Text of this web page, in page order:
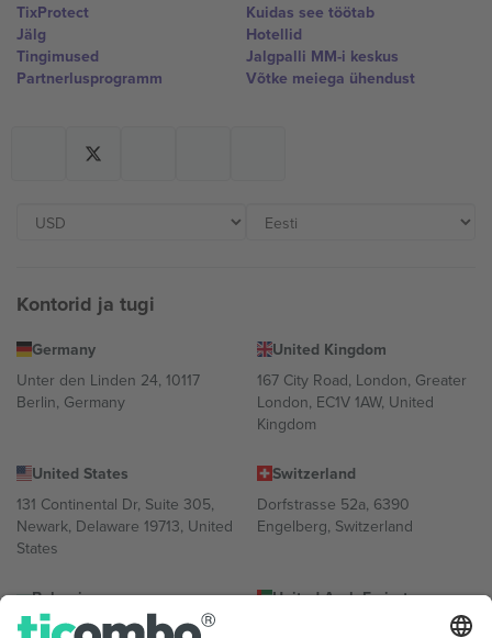
TixProtect
Jälg
Tingimused
Partnerlusprogramm
Kuidas see töötab
Hotellid
Jalgpalli MM-i keskus
Võtke meiega ühendust
Kontorid ja tugi
Germany
Unter den Linden 24, 10117
Berlin, Germany
United Kingdom
167 City Road, London, Greater
London, EC1V 1AW, United
Kingdom
United States
131 Continental Dr, Suite 305,
Newark, Delaware 19713, United
States
Switzerland
Dorfstrasse 52a, 6390
Engelberg, Switzerland
Bulgaria
Regus Sofia City West, bul
United Arab Emirates
UAE Dubai Silicon Oasis, DDP